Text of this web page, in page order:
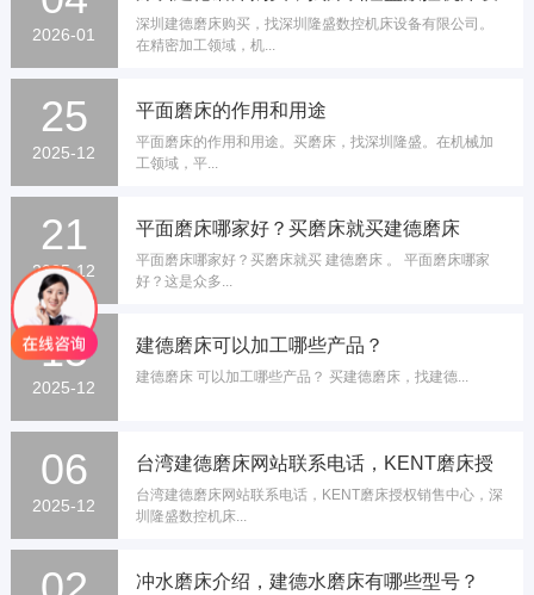
2026-01
备有限公司
深圳建德磨床购买，找深圳隆盛数控机床设备有限公司。
在精密加工领域，机...
25
2025-12
平面磨床的作用和用途
平面磨床的作用和用途。买磨床，找深圳隆盛。在机械加
工领域，平...
21
2025-12
平面磨床哪家好？买磨床就买建德磨床
平面磨床哪家好？买磨床就买 建德磨床 。 平面磨床哪家
好？这是众多...
15
2025-12
建德磨床可以加工哪些产品？
建德磨床 可以加工哪些产品？ 买建德磨床，找建德...
06
2025-12
台湾建德磨床网站联系电话，KENT磨床授
权销售中心
台湾建德磨床网站联系电话，KENT磨床授权销售中心，深
圳隆盛数控机床...
冲水磨床介绍，建德水磨床有哪些型号？